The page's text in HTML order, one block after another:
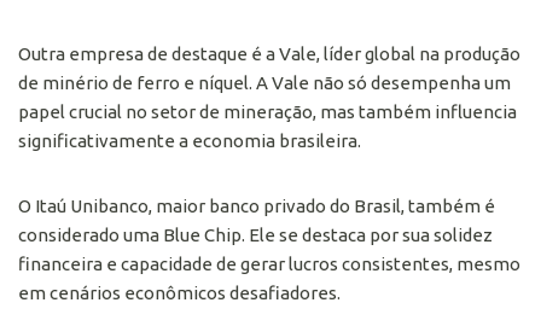
Outra empresa de destaque é a Vale, líder global na produção
de minério de ferro e níquel. A Vale não só desempenha um
papel crucial no setor de mineração, mas também influencia
significativamente a economia brasileira.
O Itaú Unibanco, maior banco privado do Brasil, também é
considerado uma Blue Chip. Ele se destaca por sua solidez
financeira e capacidade de gerar lucros consistentes, mesmo
em cenários econômicos desafiadores.